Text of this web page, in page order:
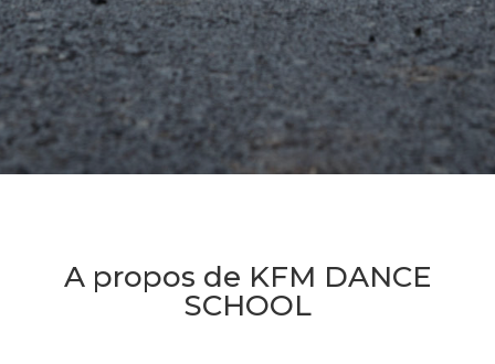
A propos de KFM DANCE
SCHOOL